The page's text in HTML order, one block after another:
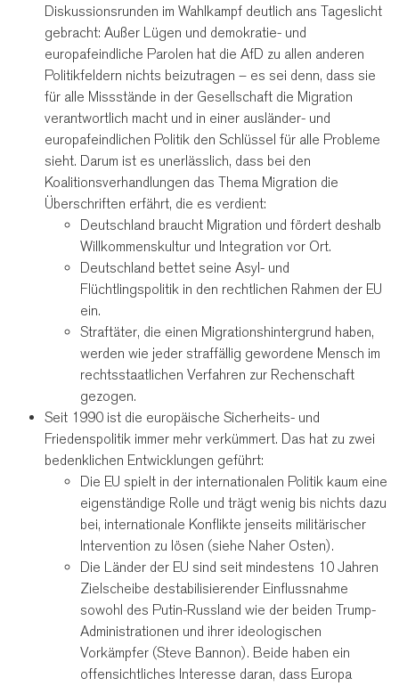
Diskussionsrunden im Wahlkampf deutlich ans Tageslicht
gebracht: Außer Lügen und demokratie- und
europafeindliche Parolen hat die AfD zu allen anderen
Politikfeldern nichts beizutragen – es sei denn, dass sie
für alle Missstände in der Gesellschaft die Migration
verantwortlich macht und in einer ausländer- und
europafeindlichen Politik den Schlüssel für alle Probleme
sieht. Darum ist es unerlässlich, dass bei den
Koalitionsverhandlungen das Thema Migration die
Überschriften erfährt, die es verdient:
Deutschland braucht Migration und fördert deshalb
Willkommenskultur und Integration vor Ort.
Deutschland bettet seine Asyl- und
Flüchtlingspolitik in den rechtlichen Rahmen der EU
ein.
Straftäter, die einen Migrationshintergrund haben,
werden wie jeder straffällig gewordene Mensch im
rechtsstaatlichen Verfahren zur Rechenschaft
gezogen.
Seit 1990 ist die europäische Sicherheits- und
Friedenspolitik immer mehr verkümmert. Das hat zu zwei
bedenklichen Entwicklungen geführt:
Die EU spielt in der internationalen Politik kaum eine
eigenständige Rolle und trägt wenig bis nichts dazu
bei, internationale Konflikte jenseits militärischer
Intervention zu lösen (siehe Naher Osten).
Die Länder der EU sind seit mindestens 10 Jahren
Zielscheibe destabilisierender Einflussnahme
sowohl des Putin-Russland wie der beiden Trump-
Administrationen und ihrer ideologischen
Vorkämpfer (Steve Bannon). Beide haben ein
offensichtliches Interesse daran, dass Europa